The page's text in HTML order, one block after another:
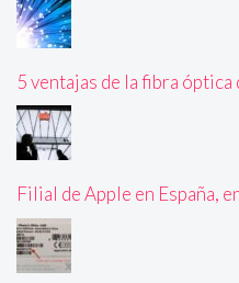
5 ventajas de la fibra óptica
Filial de Apple en España,